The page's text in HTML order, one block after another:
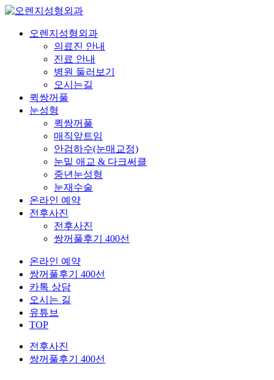
오렌지성형외과
의료진 안내
진료 안내
병원 둘러보기
오시는길
퀵쌍꺼풀
눈성형
퀵쌍꺼풀
매직앞트임
안검하수(눈매교정)
눈밑 애교 & 다크써클
중년눈성형
눈재수술
온라인 예약
전후사진
전후사진
쌍꺼풀후기 400선
온라인 예약
쌍꺼풀후기 400선
카톡 상담
오시는 길
유튜브
TOP
전후사진
쌍꺼풀후기 400선